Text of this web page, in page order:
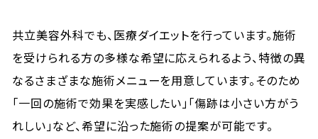
共立美容外科でも、医療ダイエットを行っています。施術
を受けられる方の多様な希望に応えられるよう、特徴の異
なるさまざまな施術メニューを用意しています。そのため
「一回の施術で効果を実感したい」「傷跡は小さい方がう
れしい」など、希望に沿った施術の提案が可能です。